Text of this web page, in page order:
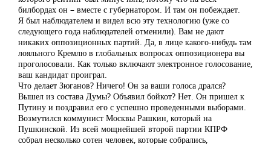
билбордах он – вместе с губернатором. И там он побеждает.
Я был наблюдателем и видел всю эту технологию (уже со
следующего года наблюдателей отменили). Вам не дают
никаких оппозиционных партий. Да, в лице какого-нибудь там
лояльного Кремлю в глобальных вопросах оппозиционера вы
проголосовали. Как только включают электронное голосование,
ваш кандидат проиграл.
Что делает Зюганов? Ничего! Он за ваши голоса дрался?
Вышел из состава Думы? Объявил бойкот? Нет. Он пришел к
Путину и поздравил его с успешно проведенными выборами.
Возмутился коммунист Москвы Рашкин, который на
Пушкинской. Из всей мощнейшей второй партии КПРФ
собрал несколько сотен человек, которые собрались,